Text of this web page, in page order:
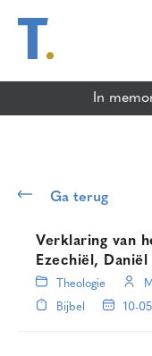
In
Ga terug
Verklaring van
Ezechiël, Daniël
Theologie
Bijbel
10-